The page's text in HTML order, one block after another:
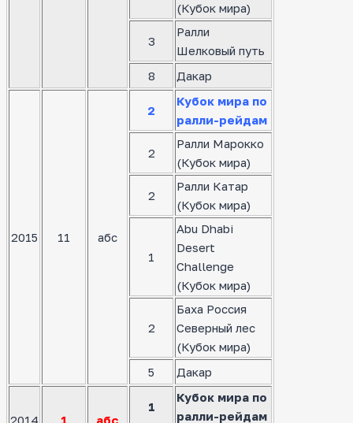
(Кубок мира)
3
Ралли
Шелковый путь
8
Дакар
2015 11 абс
2
Кубок мира по
ралли-рейдам
2
Ралли Марокко
(Кубок мира)
2
Ралли Катар
(Кубок мира)
1
Abu Dhabi
Desert
Challenge
(Кубок мира)
2
Баха Россия
Северный лес
(Кубок мира)
5
Дакар
1
Кубок мира по
ралли-рейдам